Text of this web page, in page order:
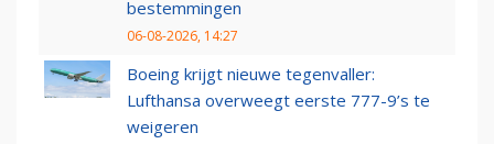
bestemmingen
06-08-2026, 14:27
Boeing krijgt nieuwe tegenvaller:
Lufthansa overweegt eerste 777-9’s te
weigeren